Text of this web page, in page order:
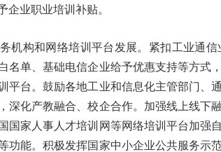
予企业职业培训补贴。
务机构和网络培训平台发展。紧扣工业通
名单、基础电信企业给予优惠支持等方式
平台。鼓励各地工业和信息化主管部门、
深化产教融合、校企合作。加强线上线下
国家人事人才培训网等网络培训平台加强
功能。积极发挥国家中小企业公共服务示